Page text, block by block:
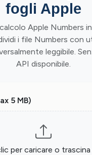
fogli Apple
Apple Numbers
i file Numbers con
leggibile.
API disponibile.
5 MB)
per caricare o trascina